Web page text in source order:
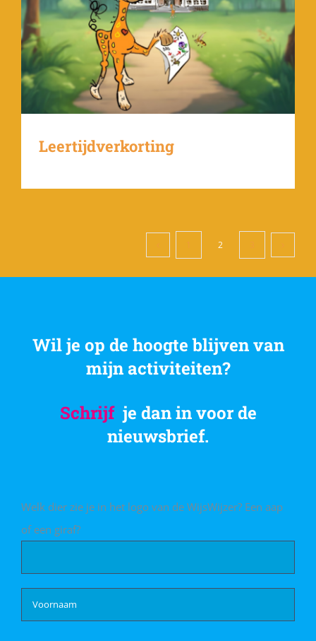
Leertijdverkorting
2
Wil je op de hoogte blijven van
mijn activiteiten?
Schrijf je dan in voor de
nieuwsbrief.
Welk dier zie je in het logo van de WijsWijzer? Een aap
of een giraf?